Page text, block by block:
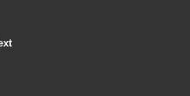
Gründen
-
beantragen